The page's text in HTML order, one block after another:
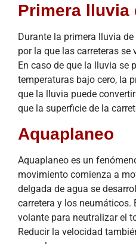
Primera lluvia
Durante la primera lluvia
por la que las carreteras se
En caso de que la lluvia se
temperaturas bajo cero, la
que la lluvia puede
que la superficie de la
Aquaplaneo
Aquaplaneo es un
movimiento comienza a
delgada de agua se
carretera y los neumáticos.
volante para neutralizar el
Reducir la velocidad